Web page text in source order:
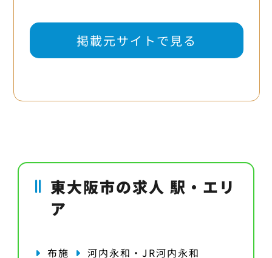
掲載元サイトで見る
東大阪市の求人 駅・エリ
ア
布施
河内永和・JR河内永和